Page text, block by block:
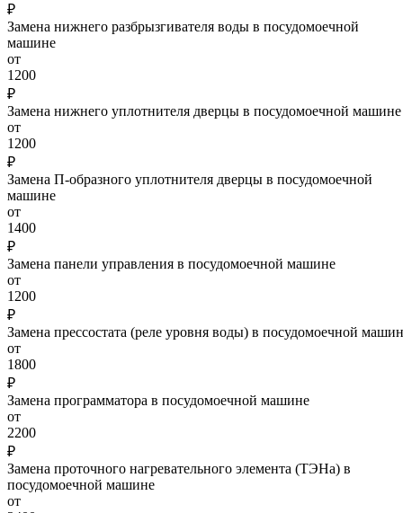
₽
Замена нижнего разбрызгивателя воды в посудомоечной
машине
от
1200
₽
Замена нижнего уплотнителя дверцы в посудомоечной машине
от
1200
₽
Замена П-образного уплотнителя дверцы в посудомоечной
машине
от
1400
₽
Замена панели управления в посудомоечной машине
от
1200
₽
Замена прессостата (реле уровня воды) в посудомоечной
от
1800
₽
Замена программатора в посудомоечной машине
от
2200
₽
Замена проточного нагревательного элемента (ТЭНа) в
посудомоечной машине
от